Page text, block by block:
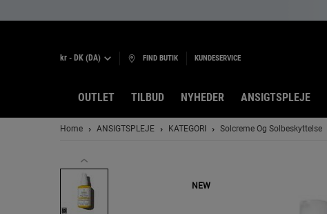
kr - DK (DA) FIND BUTIK KUNDESERVICE
OUTLET TILBUD NYHEDER ANSIGTSPLEJE
Home ANSIGTSPLEJE KATEGORI Solcreme Og Solbeskyttelse
NEW